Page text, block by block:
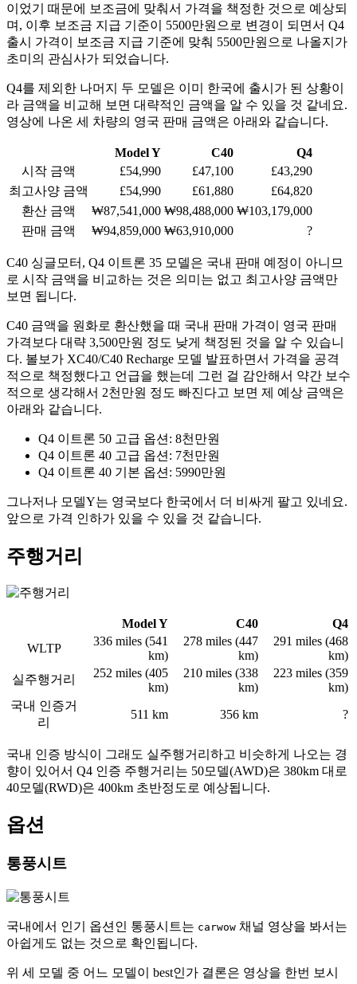
이었기 때문에 보조금에 맞춰서 가격을 책정한 것으로 예상되
며, 이후 보조금 지급 기준이 5500만원으로 변경이 되면서 Q4
출시 가격이 보조금 지급 기준에 맞춰 5500만원으로 나올지가
초미의 관심사가 되었습니다.
Q4를 제외한 나머지 두 모델은 이미 한국에 출시가 된 상황이
라 금액을 비교해 보면 대략적인 금액을 알 수 있을 것 같네요.
영상에 나온 세 차량의 영국 판매 금액은 아래와 같습니다.
Model Y C40
Q4
시작 금액
£54,990 £47,100
£43,290
최고사양 금액
£54,990 £61,880
£64,820
환산 금액
₩87,541,000 ₩98,488,000 ₩103,179,000
판매 금액
₩94,859,000 ₩63,910,000 ?
C40 싱글모터, Q4 이트론 35 모델은 국내 판매 예정이 아니므
로 시작 금액을 비교하는 것은 의미는 없고 최고사양 금액만
보면 됩니다.
C40 금액을 원화로 환산했을 때 국내 판매 가격이 영국 판매
가격보다 대략 3,500만원 정도 낮게 책정된 것을 알 수 있습니
다. 볼보가 XC40/C40 Recharge 모델 발표하면서 가격을 공격
적으로 책정했다고 언급을 했는데 그런 걸 감안해서 약간 보수
적으로 생각해서 2천만원 정도 빠진다고 보면 제 예상 금액은
아래와 같습니다.
Q4 이트론 50 고급 옵션: 8천만원
Q4 이트론 40 고급 옵션: 7천만원
Q4 이트론 40 기본 옵션: 5990만원
그나저나 모델Y는 영국보다 한국에서 더 비싸게 팔고 있네요.
앞으로 가격 인하가 있을 수 있을 것 같습니다.
주행거리
Model Y C40
Q4
WLTP
336 miles (541
km)
278 miles (447
km)
291 miles (468
km)
실주행거리
252 miles (405
km)
210 miles (338
km)
223 miles (359
km)
국내 인증거
리
511 km 356 km ?
국내 인증 방식이 그래도 실주행거리하고 비슷하게 나오는 경
향이 있어서 Q4 인증 주행거리는 50모델(AWD)은 380km 대로
40모델(RWD)은 400km 초반정도로 예상됩니다.
옵션
통풍시트
국내에서 인기 옵션인 통풍시트는 carwow 채널 영상을 봐서는
아쉽게도 없는 것으로 확인됩니다.
위 세 모델 중 어느 모델이 best인가 결론은 영상을 한번 보시